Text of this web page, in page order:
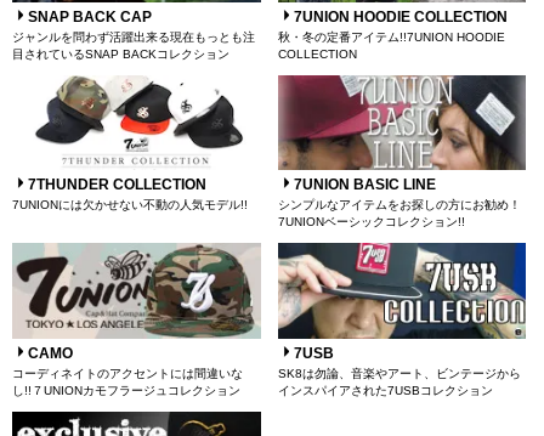
SNAP BACK CAP
ジャンルを問わず活躍出来る現在もっとも注
目されているSNAP BACKコレクション
7UNION HOODIE COLLECTION
秋・冬の定番アイテム!!7UNION HOODIE
COLLECTION
7THUNDER COLLECTION
7UNIONには欠かせない不動の人気モデル!!
7UNION BASIC LINE
シンプルなアイテムをお探しの方にお勧め！
7UNIONベーシックコレクション!!
CAMO
コーディネイトのアクセントには間違いな
し!!７UNIONカモフラージュコレクション
7USB
SK8は勿論、音楽やアート、ビンテージから
インスパイアされた7USBコレクション